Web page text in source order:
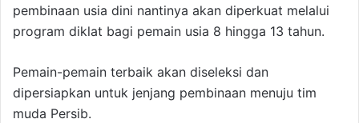
pembinaan usia dini nantinya akan diperkuat melalui
program diklat bagi pemain usia 8 hingga 13 tahun.
Pemain-pemain terbaik akan diseleksi dan
dipersiapkan untuk jenjang pembinaan menuju tim
muda Persib.